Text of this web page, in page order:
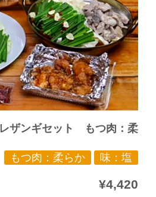
ザンギセット もつ肉：柔
もつ肉：柔らか
味：塩
¥4,420